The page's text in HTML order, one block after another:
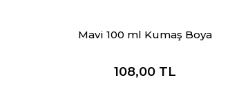
Mavi 100 ml Kumaş Boya
108,00 TL